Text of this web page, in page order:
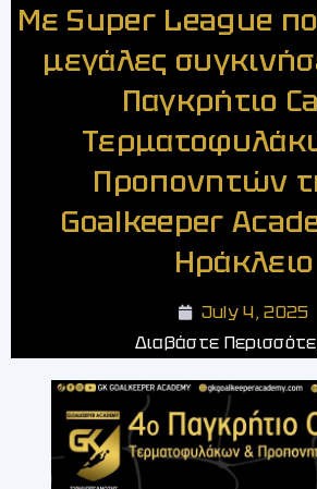
Με Super League
μεγάλες
Παγκρήτιο
Προπονητών
Goalkeeper
Ηράκλειο
July 4, 2025
Διαβάστε